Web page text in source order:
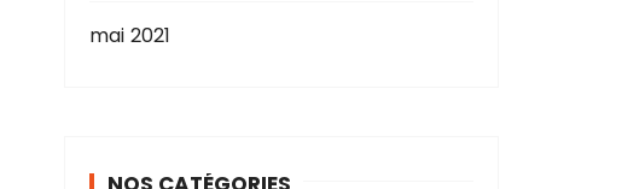
mai 2021